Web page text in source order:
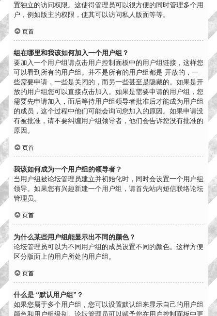
置独立的访问权限。这使得管理员可以很方便的同时管理多个用
户，例如版主的权限，使其可以访问私人版面等等。
页首
组在哪里和我该如何加入一个用户组？
要加入一个用户组请点击用户控制面板中的用户组链接，这样您
可以看到所有的用户组。并不是所有的用户组都是 开放的，一
些需要申请，一些是关闭的，而另一些甚至是隐藏的。如果是开
放的用户组您可以直接点击加入。如果是需要申请的用户组，您
需要先申请加入，而后等待用户组领导者批准后才能成为用户组
的成员，这个过程中他们可能会询问您加入的原因。如果申请没
有被批准，请不要纠缠用户组领导者，他们会告诉您没有批准的
原因。
页首
我该如何成为一个用户组的领导者？
当用户组被论坛管理员建立并初始化时，同时会设置一个用户组
领导。如果您有兴趣新建一个用户组，请首先站内短信联络论坛
管理员。
页首
为什么某些用户组能显示出不同的颜色？
论坛管理员可以为不同用户组的成员设置不同的颜色。这样方便
区分版面上的用户所处的用户组。
页首
什么是 “默认用户组”？
如果您属于多个用户组，您可以设置默认组来显示自己的用户组
颜色和用户组级别。论坛管理员可以赋予您在用户控制面板中更